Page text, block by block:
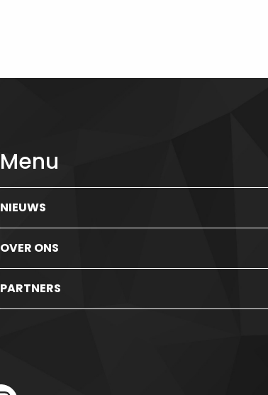
Menu
NIEUWS
OVER ONS
PARTNERS